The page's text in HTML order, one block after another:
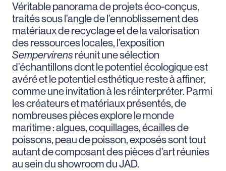
Véritable panorama de projets éco-conçus,
traités sous l’angle de l’ennoblissement des
matériaux de recyclage et de la valorisation
des ressources locales, l’exposition
Sempervirens réunit une sélection
d’échantillons dont le potentiel écologique est
avéré et le potentiel esthétique reste à affiner,
comme une invitation à les réinterpréter. Parmi
les créateurs et matériaux présentés, de
nombreuses pièces explore le monde
maritime : algues, coquillages, écailles de
poissons, peau de poisson, exposés sont tout
autant de composant des pièces d’art réunies
au sein du showroom du JAD.